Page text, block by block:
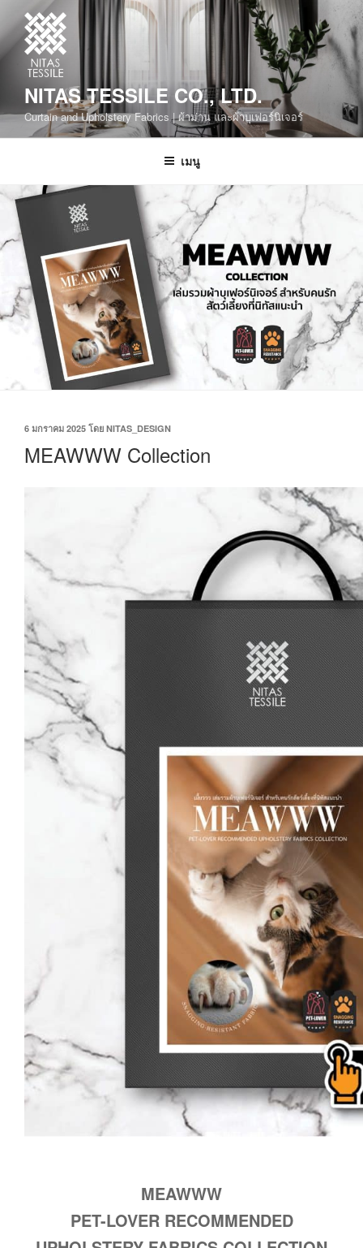
NITAS TESSILE CO., LTD.
Curtain and Upholstery Fabrics | ผ้าม่าน และผ้าบุเฟอร์นิเจอร์
เมนู
6 มกราคม 2025 โดย NITAS_DESIGN
MEAWWW Collection
MEAWWW
PET-LOVER RECOMMENDED